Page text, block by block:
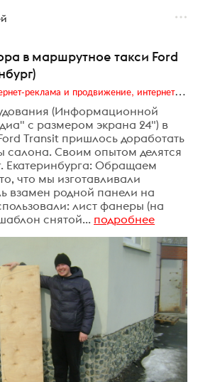
в маршрутное такси Ford
Digital (web-дизайн, интернет-реклама и продвижение, интернет-сообщества и блоги, интернет-коммуникации, мобильный маркетинг, реклама на цифровых экранах)
(Информационной
с размером экрана 24") в
Transit пришлось доработать
салона. Своим опытом делятся
Екатеринбурга: Обращаем
что мы изготавливали
взамен родной панели на
лист фанеры (на
снятой... подробнее